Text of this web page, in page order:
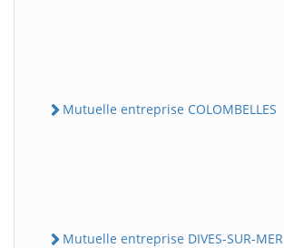
Mutuelle entreprise COLOMBELLES
Mutuelle entreprise DIVES-SUR-MER